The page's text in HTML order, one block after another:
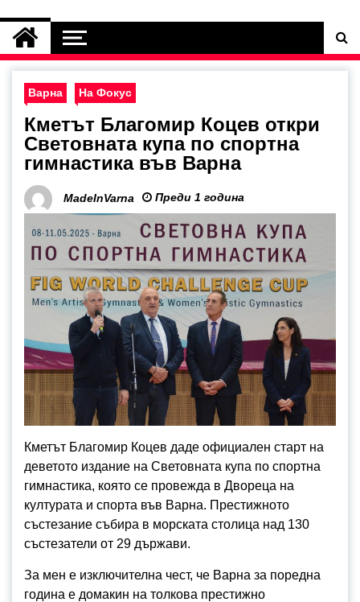
Варна На Фокус
Кметът Благомир Коцев откри
Световната купа по спортна
гимнастика във Варна
MadeInVarna Преди 1 година
Кметът Благомир Коцев даде официален старт на
деветото издание на Световната купа по спортна
гимнастика, която се провежда в Двореца на
културата и спорта във Варна. Престижното
състезание събира в морската столица над 130
състезатели от 29 държави.
За мен е изключителна чест, че Варна за поредна
година е домакин на толкова престижно